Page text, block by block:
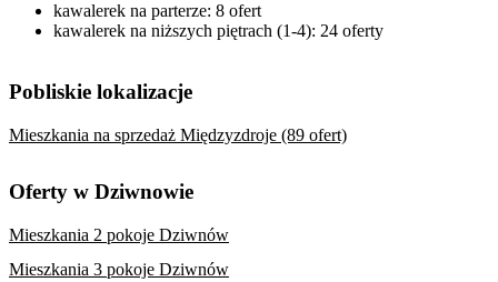
kawalerek na parterze: 8 ofert
kawalerek na niższych piętrach (1-4): 24 oferty
Pobliskie lokalizacje
Mieszkania na sprzedaż Międzyzdroje (89 ofert)
Oferty w Dziwnowie
Mieszkania 2 pokoje Dziwnów
Mieszkania 3 pokoje Dziwnów